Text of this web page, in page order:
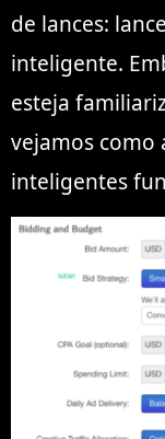
de lances:
inteligente.
esteja
vejamos como
inteligentes